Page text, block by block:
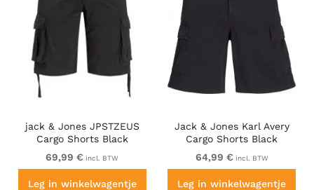
jack & Jones JPSTZEUS
Cargo Shorts Black
69,99 € incl. BTW
Leg in winkelwagentje
Jack & Jones Karl Avery
Cargo Shorts Black
64,99 € incl. BTW
Leg in winkelwagentje